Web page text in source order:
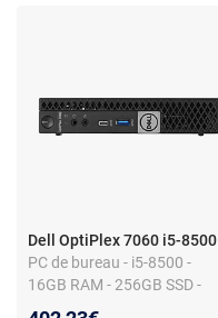
Dell OptiPlex 7060 i5-8500
PC de bureau - i5-8500 -
16GB RAM - 256GB SSD -